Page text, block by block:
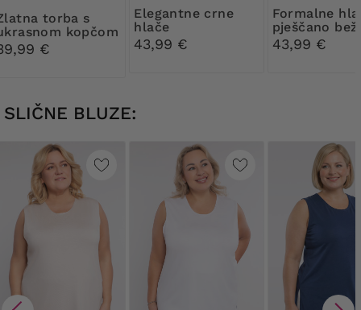
s
kopčom
€
Elegantne crne
hlače
43,99 €
Formalne hlače
pješčano
43,99 €
SLIČNE BLUZE: